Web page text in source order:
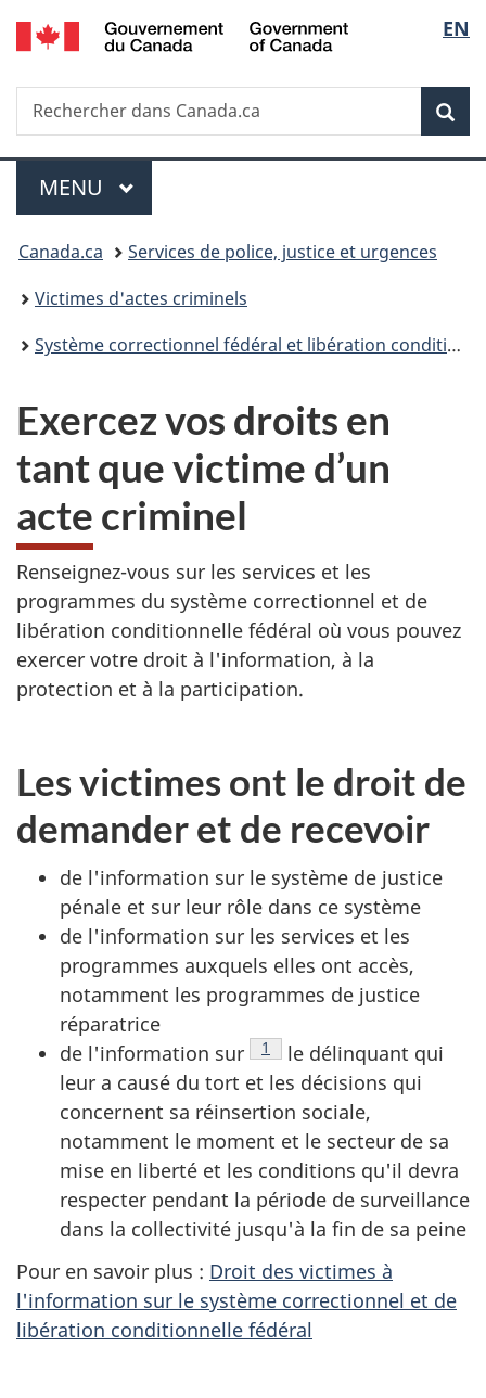
Passer
au
principal
Passer
à
Au
du
Passer
à
version
simplifiée
de
la
EN
Recherche
Rechercher
dans
Menu
MENU PRINCIPAL
Vous
êtes
ici :
Canada.ca
Services de police, justice et urgences
Victimes d'actes criminels
Système correctionnel fédéral et libération conditionnelle
Exercez vos droits en
tant que victime d’un
acte criminel
Renseignez-vous sur les services et les
programmes du système correctionnel et de
libération conditionnelle fédéral où vous pouvez
exercer votre droit à l'information, à la
protection et à la participation.
Les victimes ont le droit de
demander et de recevoir
de l'information sur le système de justice
pénale et sur leur rôle dans ce système
de l'information sur les services et les
programmes auxquels elles ont accès,
notamment les programmes de justice
réparatrice
de l'information sur
Notes de bas de page
1
le délinquant qui
leur a causé du tort et les décisions qui
concernent sa réinsertion sociale,
notamment le moment et le secteur de sa
mise en liberté et les conditions qu'il devra
respecter pendant la période de surveillance
dans la collectivité jusqu'à la fin de sa peine
Pour en savoir plus : Droit des victimes à
l'information sur le système correctionnel et de
libération conditionnelle fédéral